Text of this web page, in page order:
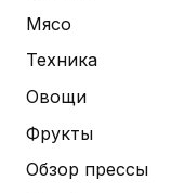
Мясо
Техника
Овощи
Фрукты
Обзор прессы